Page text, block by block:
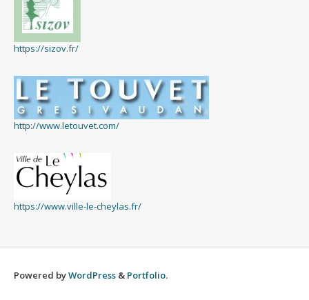
https://sizov.fr/
http://www.letouvet.com/
https://www.ville-le-cheylas.fr/
Powered byWordPress & Portfolio.